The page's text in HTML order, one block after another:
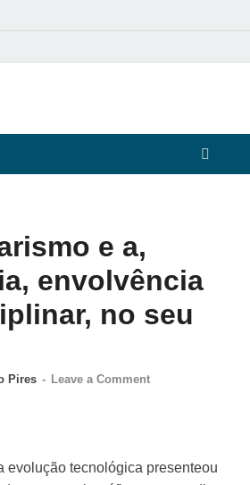
Ciclável
e a,
envolvência
no seu
Pires - Leave a Comment
evolução tecnológica presenteou